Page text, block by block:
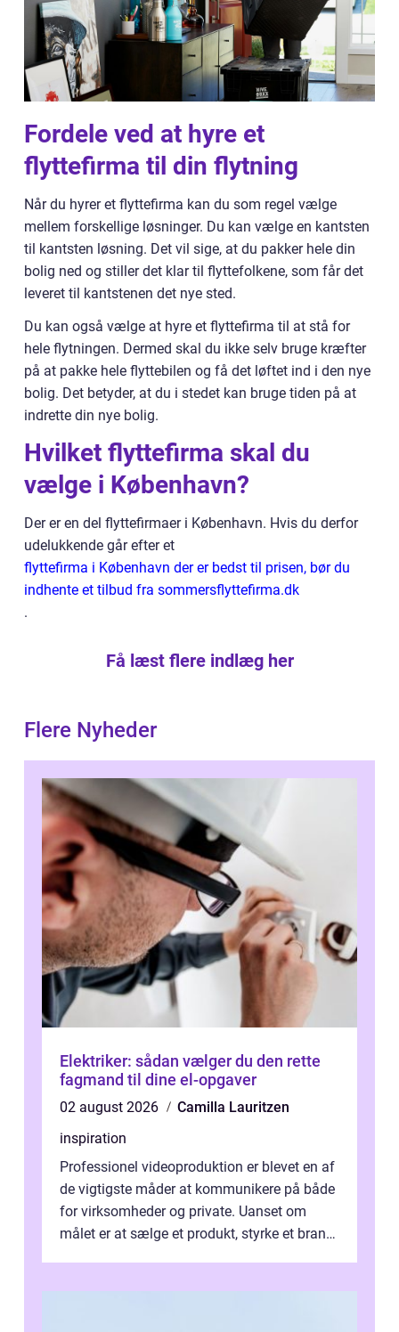
Fordele ved at hyre et
flyttefirma til din flytning
Når du hyrer et flyttefirma kan du som regel vælge
mellem forskellige løsninger. Du kan vælge en kantsten
til kantsten løsning. Det vil sige, at du pakker hele din
bolig ned og stiller det klar til flyttefolkene, som får det
leveret til kantstenen det nye sted.
Du kan også vælge at hyre et flyttefirma til at stå for
hele flytningen. Dermed skal du ikke selv bruge kræfter
på at pakke hele flyttebilen og få det løftet ind i den nye
bolig. Det betyder, at du i stedet kan bruge tiden på at
indrette din nye bolig.
Hvilket flyttefirma skal du
vælge i København?
Der er en del flyttefirmaer i København. Hvis du derfor
udelukkende går efter et
flyttefirma i København der er bedst til prisen, bør du
indhente et tilbud fra sommersflyttefirma.dk
.
Få læst flere indlæg her
Flere Nyheder
Elektriker: sådan vælger du den rette
fagmand til dine el-opgaver
02 august 2026
Camilla Lauritzen
inspiration
Professionel videoproduktion er blevet en af
de vigtigste måder at kommunikere på både
for virksomheder og private. Uanset om
målet er at sælge et produkt, styrke et brand,